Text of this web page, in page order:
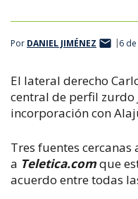
Por DANIEL JIMÉNEZ 6
El lateral derecho
central de perfil zurdo
incorporación con
Tres fuentes
a Teletica.comque
acuerdo entre todas